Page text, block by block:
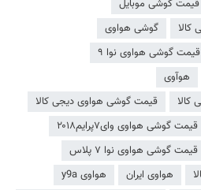
قیمت گوشی موبایل
گوشی هواوی
قیمت گوشی هواوی نوا ۹
هوآوی
قیمت گوشی هواوی دیجی کالا
قیمت گوشی هواوی وای۷پرایم۲۰۱۸
قیمت گوشی هواوی نوا ۷ پلاس
هواوی ایران
هواوی y9a